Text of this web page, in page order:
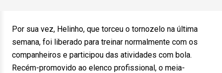
Por sua vez, Helinho, que torceu o tornozelo na última
semana, foi liberado para treinar normalmente com os
companheiros e participou das atividades com bola.
Recém-promovido ao elenco profissional, o meia-